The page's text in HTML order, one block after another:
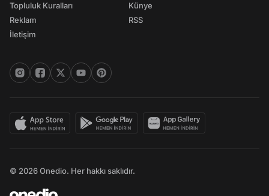
Topluluk Kuralları
Reklam
İletişim
Künye
RSS
© 2026 Onedio. Her hakkı saklıdır.